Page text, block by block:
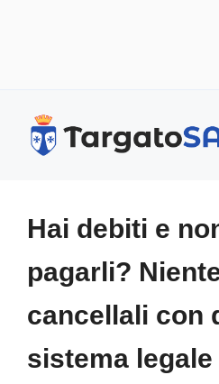
Hai debiti e
pagarli?
cancellali con
sistema legale